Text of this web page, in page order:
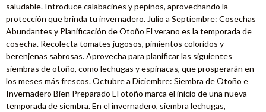
saludable. Introduce calabacines y pepinos, aprovechando la
protección que brinda tu invernadero. Julio a Septiembre: Cosechas
Abundantes y Planificación de Otoño El verano es la temporada de
cosecha. Recolecta tomates jugosos, pimientos coloridos y
berenjenas sabrosas. Aprovecha para planificar las siguientes
siembras de otoño, como lechugas y espinacas, que prosperarán en
los meses más frescos. Octubre a Diciembre: Siembra de Otoño e
Invernadero Bien Preparado El otoño marca el inicio de una nueva
temporada de siembra. En el invernadero, siembra lechugas,